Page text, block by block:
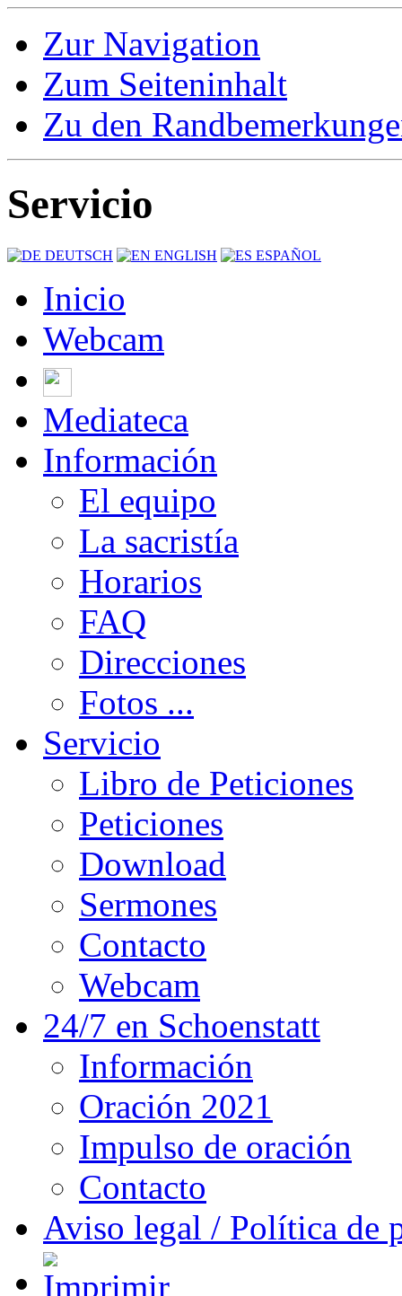
Zur Navigation
Zum Seiteninhalt
Zu den
Servicio
DEUTSCH ENGLISH ESPAÑOL
Inicio
Webcam
Mediateca
Información
El equipo
La sacristía
Horarios
FAQ
Direcciones
Fotos ...
Servicio
Libro de Peticiones
Peticiones
Download
Sermones
Contacto
Webcam
24/7 en Schoenstatt
Información
Oración 2021
Impulso de oración
Contacto
Aviso legal / Política de